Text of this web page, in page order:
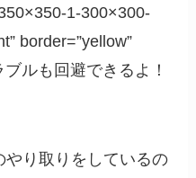
1-300×300-
border=”yellow”
ルも回避できるよ！
やり取りをしているの